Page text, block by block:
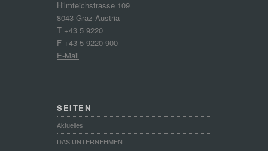
Hilmteichstrasse 109
8043 Graz Austria
T +43 5 9220
F +43 5 9220 900
E-Mail
SEITEN
Aktuelles
DAS UNTERNEHMEN